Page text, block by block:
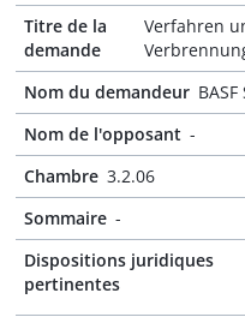
Titre de la
demande
Verfahren
Nom du demandeur BASF
Nom de l'opposant -
Chambre 3.2.06
Sommaire -
Dispositions juridiques
pertinentes